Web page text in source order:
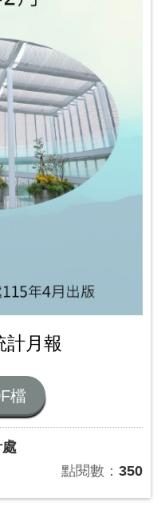
計月報
檔
點閱數：350